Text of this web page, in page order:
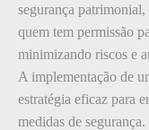
segurança
quem tem permissão
minimizando riscos e
A implementação de
estratégia eficaz para
medidas de segurança.